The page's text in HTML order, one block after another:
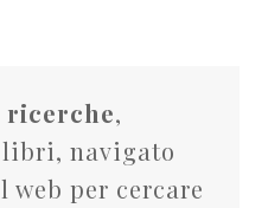
ricerche,
navigato
per cercare